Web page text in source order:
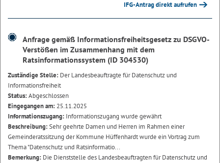
IFG-Antrag direkt aufrufen
Anfrage gemäß Informationsfreiheitsgesetz zu DSGVO-
Verstößen im Zusammenhang mit dem
Ratsinformationssystem (ID 304530)
Zuständige Stelle: Der Landesbeauftragte für Datenschutz und
Informationsfreiheit
Status:Abgeschlossen
Eingegangen am: 25.11.2025
Informationszugang: Informationszugang wurde gewährt
Beschreibung:Sehr geehrte Damen und Herren im Rahmen einer
Gemeinderatssitzung der Kommune Hüffenhardt wurde ein Vortrag zum
Thema "Datenschutz und Ratsinformatio...
Bemerkung: Die Dienststelle des Landesbeauftragten für Datenschutz und